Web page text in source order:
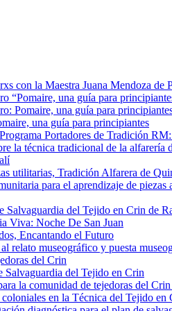
con la Maestra Juana Mendoza de
“Pomaire, una guía para
Pomaire, una guía para
una guía para principiantes
Portadores de Tradición
la técnica tradicional de la alfarería
utilitarias, Tradición Alfarera de
para el aprendizaje de
Salvaguardia del Tejido en Crin de
Viva: Noche De San Juan
Encantando el Futuro
relato museográfico y puesta
del Crin
Salvaguardia del Tejido en Crin
la comunidad de tejedoras del
en la Técnica del Tejido